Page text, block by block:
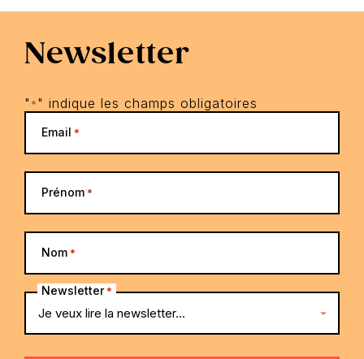
Newsletter
" *" indique les champs obligatoires
Email *
Prénom *
Nom *
Newsletter *